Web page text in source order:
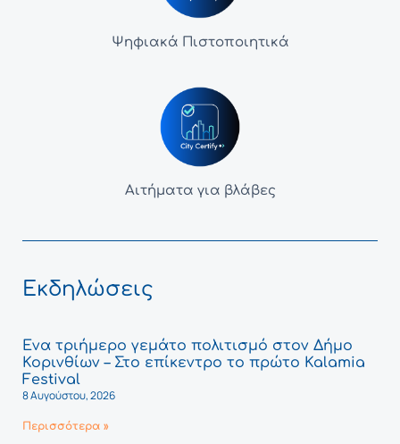
Ψηφιακά Πιστοποιητικά
Αιτήματα για βλάβες
Εκδηλώσεις
Ένα τριήμερο γεμάτο πολιτισμό στον Δήμο
Κορινθίων – Στο επίκεντρο το πρώτο Kalamia
Festival
8 Αυγούστου, 2026
Περισσότερα »